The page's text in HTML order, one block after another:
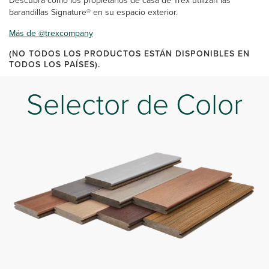
barandillas Signature® en su espacio exterior.
Más de @trexcompany
(NO TODOS LOS PRODUCTOS ESTÁN DISPONIBLES EN
TODOS LOS PAÍSES).
Selector de Color